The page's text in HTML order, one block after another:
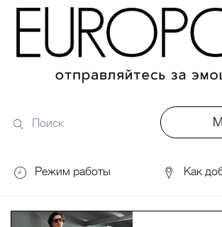
Поиск
Режим работы
ОКЕЙ09:00 – 24:00
Как